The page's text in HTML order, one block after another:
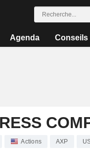
Agenda Conseils
Actions AXP